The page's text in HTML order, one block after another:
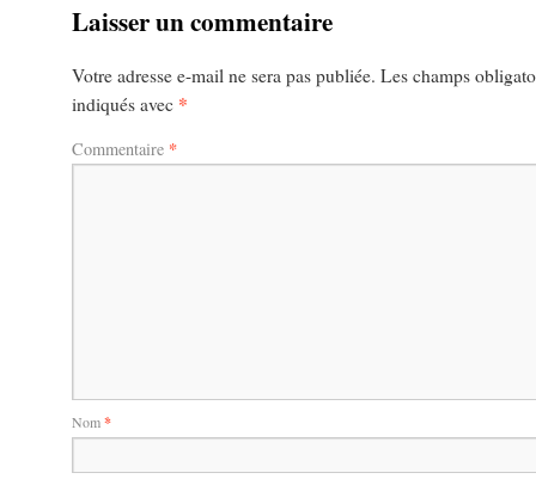
Laisser un commentaire
Votre adresse e-mail ne sera pas publiée. Les champs
indiqués avec *
Commentaire *
Nom*